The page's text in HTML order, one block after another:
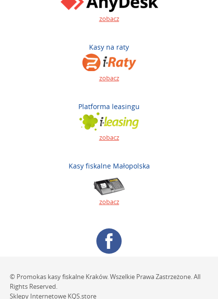
zobacz
Kasy na raty
zobacz
Platforma leasingu
zobacz
Kasy fiskalne Małopolska
zobacz
© Promokas kasy fiskalne Kraków. Wszelkie Prawa Zastrzeżone. All
Rights Reserved.
Sklepy Internetowe KQS.store